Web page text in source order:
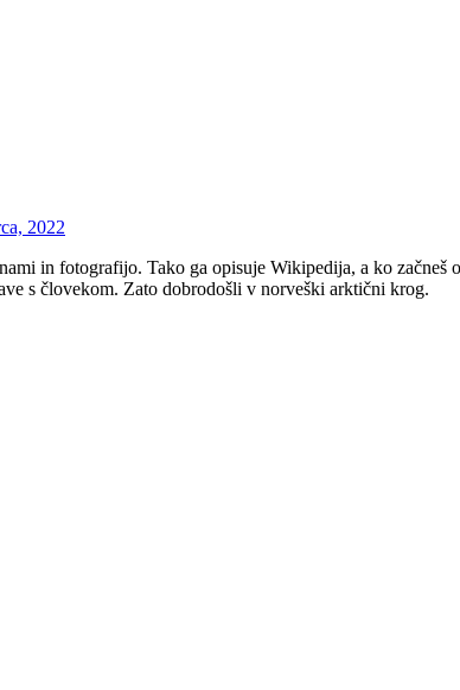
2022
in fotografijo. Tako ga opisuje Wikipedija, a ko začneš
s človekom. Zato dobrodošli v norveški arktični krog.